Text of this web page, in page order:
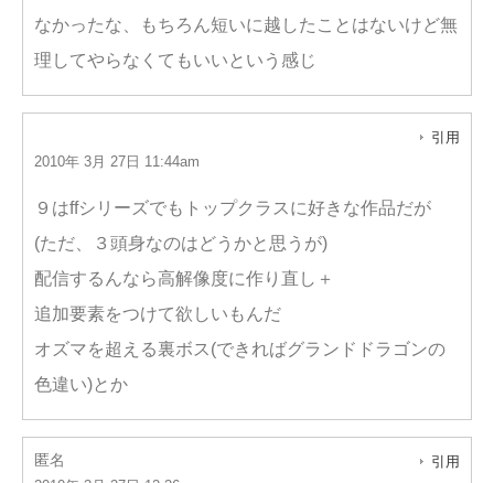
なかったな、もちろん短いに越したことはないけど無
理してやらなくてもいいという感じ
2010年 3月 27日 11:44am
引用
９はffシリーズでもトップクラスに好きな作品だが
(ただ、３頭身なのはどうかと思うが)
配信するんなら高解像度に作り直し＋
追加要素をつけて欲しいもんだ
オズマを超える裏ボス(できればグランドドラゴンの
色違い)とか
匿名 引用